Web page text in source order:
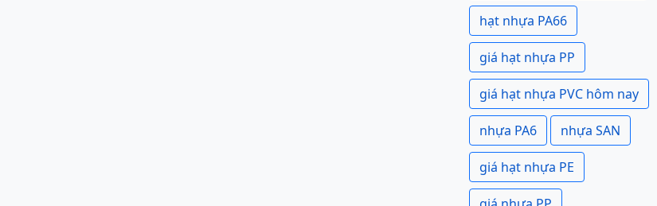
hạt nhựa PA66
giá hạt nhựa PP
giá hạt nhựa PVC hôm nay
nhựa PA6 nhựa SAN
giá hạt nhựa PE